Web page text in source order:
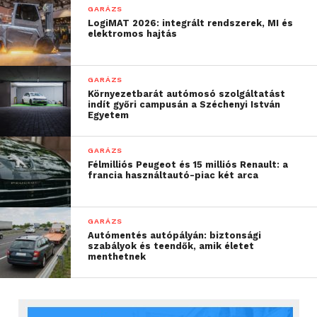
„Örömmel tesszük
lehetővé, hogy még több
utas élvezhesse a Kia PV5
előnyeit, amely mostantól
három üléssoros
kivitelben is elérhető. Ez
a sokoldalú jármű tovább
erősíti a PV5 kiemelkedő
értékajánlatát a
kategóriájában”
– mondta Erhan Eren, a Kia Europe PBV-igazgatója.
GARÁZS
LogiMAT 2026: integrált rendszerek, MI és
elektromos hajtás
GARÁZS
Környezetbarát autómosó szolgáltatást
indít győri campusán a Széchenyi István
Egyetem
GARÁZS
Félmilliós Peugeot és 15 milliós Renault: a
francia használtautó-piac két arca
GARÁZS
Autómentés autópályán: biztonsági
szabályok és teendők, amik életet
menthetnek